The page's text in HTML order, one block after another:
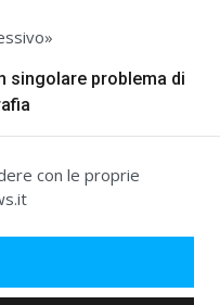
singolare problema di
con le proprie